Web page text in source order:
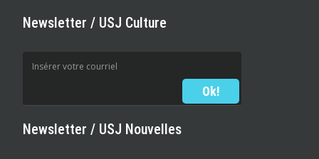
Newsletter / USJ Culture
Newsletter / USJ Nouvelles